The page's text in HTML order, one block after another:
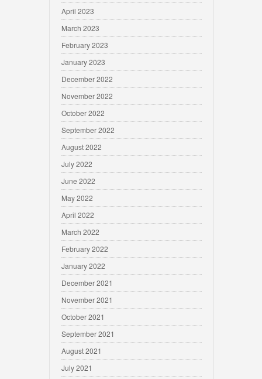
April 2023
March 2023
February 2023
January 2023
December 2022
November 2022
October 2022
September 2022
August 2022
July 2022
June 2022
May 2022
April 2022
March 2022
February 2022
January 2022
December 2021
November 2021
October 2021
September 2021
August 2021
July 2021